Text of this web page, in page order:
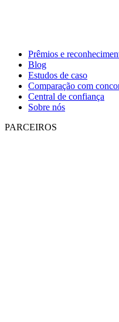
Prêmios e
Blog
Estudos de caso
Comparação com
Central de confiança
Sobre nós
PARCEIROS